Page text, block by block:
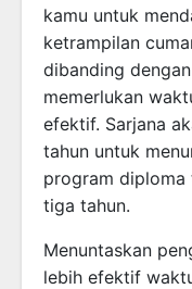
kamu untuk
ketrampilan
dibanding
memerlukan
efektif. Sarjana
tahun untuk
program diploma
tiga tahun.
Menuntaskan
lebih efektif